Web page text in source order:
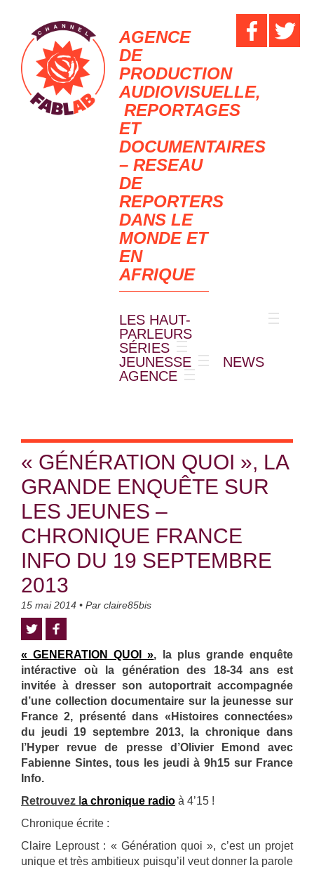
AGENCE
DE
PRODUCTION
AUDIOVISUELLE,
REPORTAGES
ET
DOCUMENTAIRES
– RESEAU
DE
REPORTERS
DANS LE
MONDE ET
EN
AFRIQUE
LES HAUT-
PARLEURS
SÉRIES
JEUNESSE
NEWS
AGENCE
« GÉNÉRATION QUOI », LA
GRANDE ENQUÊTE SUR
LES JEUNES –
CHRONIQUE FRANCE
INFO DU 19 SEPTEMBRE
2013
15 mai 2014 • Par claire85bis
« GENERATION QUOI », la plus grande enquête
intéractive où la génération des 18-34 ans est
invitée à dresser son autoportrait accompagnée
d’une collection documentaire sur la jeunesse sur
France 2, présenté dans «Histoires connectées»
du jeudi 19 septembre 2013, la chronique dans
l’Hyper revue de presse d’Olivier Emond avec
Fabienne Sintes, tous les jeudi à 9h15 sur France
Info.
Retrouvez l a chronique radio à 4’15 !
Chronique écrite :
Claire Leproust : « Génération quoi », c’est un projet
unique et très ambitieux puisqu’il veut donner la parole